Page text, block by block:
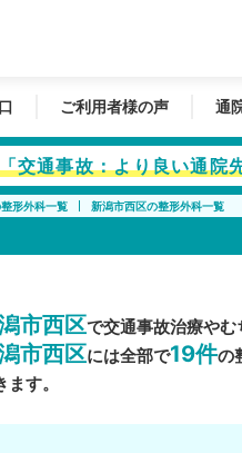
ご利用者様の声 通
交通事故：より良い通院
形外科一覧 新潟市西区の整形外科一覧
市西区で交通事故治療やむ
市西区には全部で19件の
ます。